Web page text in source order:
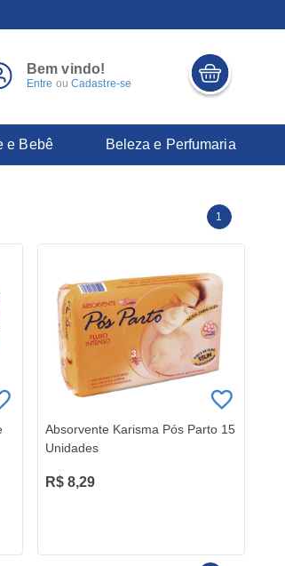
Bem vindo!
Entre ou Cadastre-se
e Bebê Beleza e Perfumaria
1
Absorvente Karisma Pós Parto 15
Unidades
R$ 8,29